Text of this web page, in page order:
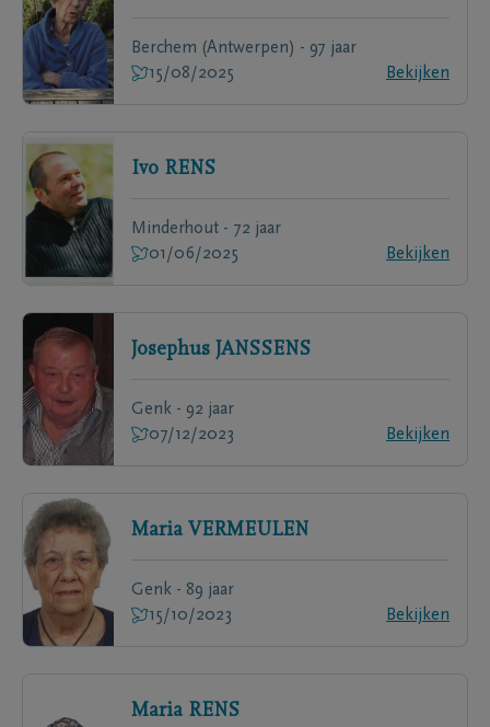
Berchem (Antwerpen) - 97 jaar
15/08/2025
Bekijken
Ivo RENS
Minderhout - 72 jaar
01/06/2025
Bekijken
Josephus JANSSENS
Genk - 92 jaar
07/12/2023
Bekijken
Maria VERMEULEN
Genk - 89 jaar
15/10/2023
Bekijken
Maria RENS